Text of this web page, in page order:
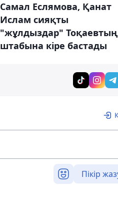
Самал Еслямова, Қанат
Ислам сияқты
"жұлдыздар" Тоқаевтың
штабына кіре бастады
Пікір